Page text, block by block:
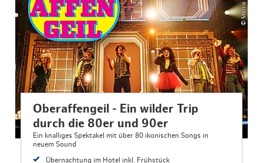
Oberaffengeil - Ein wilder Trip
durch die 80er und 90er
Ein knalliges Spektakel mit über 80 ikonischen Songs in
neuem Sound
Übernachtung im Hotel inkl. Frühstück